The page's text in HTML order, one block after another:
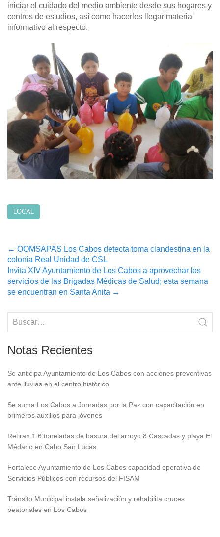
iniciar el cuidado del medio ambiente desde sus hogares y
centros de estudios, así como hacerles llegar material
informativo al respecto.
LOCAL
Post
navigation
← OOMSAPAS Los Cabos detecta toma clandestina en la
colonia Real Unidad de CSL
Invita XIV Ayuntamiento de Los Cabos a aprovechar los
servicios de las Brigadas Médicas de Salud; esta semana
se encuentran en Santa Anita →
Notas Recientes
Se anticipa Ayuntamiento de Los Cabos con acciones preventivas
ante lluvias en el centro histórico
Se suma Los Cabos a Jornadas por la Paz con capacitación en
primeros auxilios para jóvenes
Retiran 1.6 toneladas de basura del arroyo 8 Cascadas y playa El
Médano en Cabo San Lucas
Fortalece Ayuntamiento de Los Cabos capacidad operativa de
Servicios Públicos con recursos del FISAM
Tránsito Municipal instala señalización y rehabilita cruces
peatonales en Los Cabos